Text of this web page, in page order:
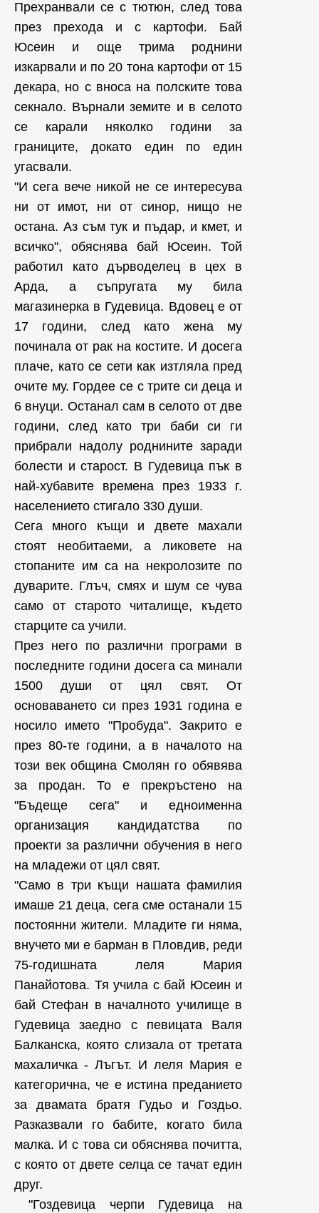
Прехранвали се с тютюн, след това
през прехода и с картофи. Бай
Юсеин и още трима роднини
изкарвали и по 20 тона картофи от 15
декара, но с вноса на полските това
секнало. Върнали земите и в селото
се карали няколко години за
границите, докато един по един
угасвали.
"И сега вече никой не се интересува
ни от имот, ни от синор, нищо не
остана. Аз съм тук и пъдар, и кмет, и
всичко", обяснява бай Юсеин. Той
работил като дърводелец в цех в
Арда, а съпругата му била
магазинерка в Гудевица. Вдовец е от
17 години, след като жена му
починала от рак на костите. И досега
плаче, като се сети как изтляла пред
очите му. Гордее се с трите си деца и
6 внуци. Останал сам в селото от две
години, след като три баби си ги
прибрали надолу роднините заради
болести и старост. В Гудевица пък в
най-хубавите времена през 1933 г.
населението стигало 330 души.
Сега много къщи и двете махали
стоят необитаеми, а ликовете на
стопаните им са на некролозите по
дуварите. Глъч, смях и шум се чува
само от старото читалище, където
старците са учили.
През него по различни програми в
последните години досега са минали
1500 души от цял свят. От
основаването си през 1931 година е
носило името "Пробуда". Закрито е
през 80-те години, а в началото на
този век община Смолян го обявява
за продан. То е прекръстено на
"Бъдеще сега" и едноименна
организация кандидатства по
проекти за различни обучения в него
на младежи от цял свят.
"Само в три къщи нашата фамилия
имаше 21 деца, сега сме останали 15
постоянни жители. Младите ги няма,
внучето ми е барман в Пловдив, реди
75-годишната леля Мария
Панайотова. Тя учила с бай Юсеин и
бай Стефан в началното училище в
Гудевица заедно с певицата Валя
Балканска, която слизала от третата
махаличка - Лъгът. И леля Мария е
категорична, че е истина преданието
за двамата братя Гудьо и Гоздьо.
Разказвали го бабите, когато била
малка. И с това си обяснява почитта,
с която от двете селца се тачат един
друг.
"Гоздевица черпи Гудевица на